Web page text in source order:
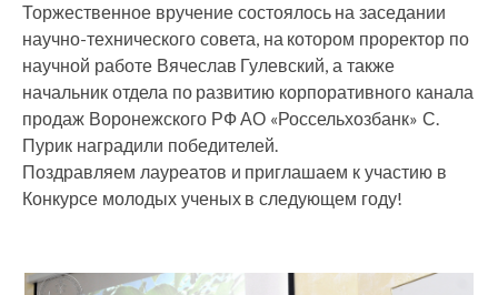
Торжественное вручение состоялось на заседании
научно-технического совета, на котором проректор по
научной работе Вячеслав Гулевский, а также
начальник отдела по развитию корпоративного канала
продаж Воронежского РФ АО «Россельхозбанк» С.
Пурик наградили победителей.
Поздравляем лауреатов и приглашаем к участию в
Конкурсе молодых ученых в следующем году!